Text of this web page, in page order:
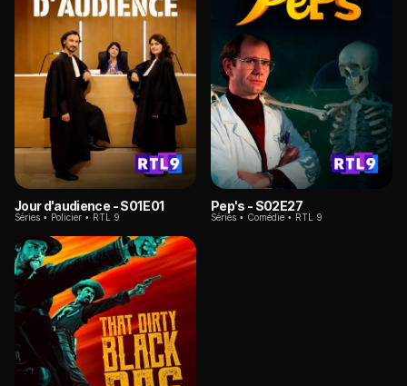
Jour d'audience - S01E01
Séries Policier RTL 9
Pep's - S02E27
Séries Comédie RTL 9